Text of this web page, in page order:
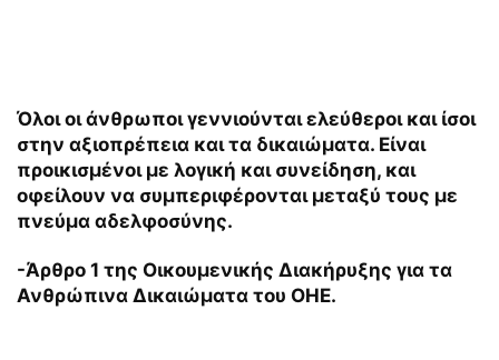
Όλοι οι άνθρωποι γεννιούνται ελεύθεροι και ίσοι
στην αξιοπρέπεια και τα δικαιώματα. Είναι
προικισμένοι με λογική και συνείδηση, και
οφείλουν να συμπεριφέρονται μεταξύ τους με
πνεύμα αδελφοσύνης.
-Άρθρο 1 της Οικουμενικής Διακήρυξης για τα
Ανθρώπινα Δικαιώματα του ΟΗΕ.